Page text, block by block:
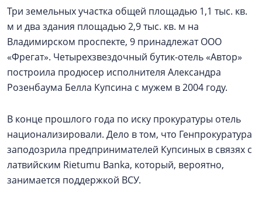
Три земельных участка общей площадью 1,1 тыс. кв.
м и два здания площадью 2,9 тыс. кв. м на
Владимирском проспекте, 9 принадлежат ООО
«Фрегат». Четырехзвездочный бутик-отель «Автор»
построила продюсер исполнителя Александра
Розенбаума Белла Купсина с мужем в 2004 году.
В конце прошлого года по иску прокуратуры отель
национализировали. Дело в том, что Генпрокуратура
заподозрила предпринимателей Купсиных в связях с
латвийским Rietumu Banka, который, вероятно,
занимается поддержкой ВСУ.